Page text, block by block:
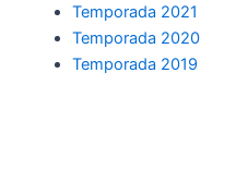
Temporada 2021
Temporada 2020
Temporada 2019